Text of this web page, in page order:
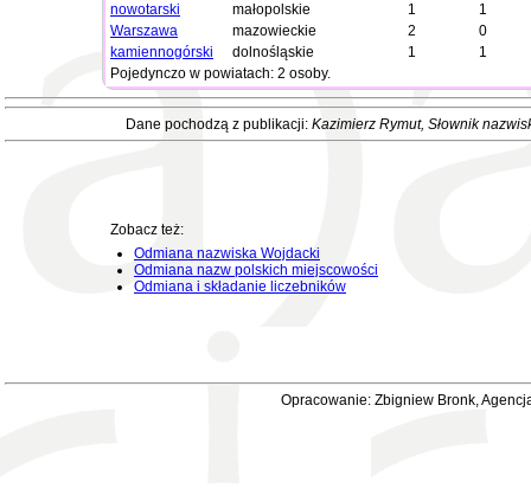
nowotarski
małopolskie 1
1
Warszawa
mazowieckie 2
0
kamiennogórski
dolnośląskie 1
1
Pojedynczo w powiatach: 2 osoby.
Dane pochodzą z publikacji: Kazimierz Rymut, Słownik
Zobacz też:
Odmiana nazwiska Wojdacki
Odmiana nazw polskich miejscowości
Odmiana i składanie liczebników
Opracowanie: Zbigniew Bronk,